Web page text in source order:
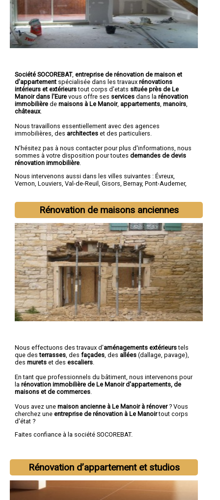
Société SOCOREBAT, entreprise de rénovation de maison et
d'appartement spécialisée dans les travaux rénovations
intérieurs et extérieurstout corps d'etats située près de Le
Manoir dans l'Eure vous offre ses services dans la rénovation
immobilière de maisons à Le Manoir, appartements manoirs
châteaux.
Nous travaillons essentiellement avec des agences
immobilières, des architectes et des particuliers.
N'hésitez pas à nous contacter pour plus d'informations, nous
sommes à votre disposition pour toutes demandes de devis
rénovation immobilière
Nous intervenons aussi dans les villes suivantes : Évreux,
Vernon, Louviers, Val-de-Reuil , Gisors, Bernay, Pont-Audemer,
Rénovation de maisons anciennes
Nous effectuons des travaux d'aménagements extérieurstels
que desterrasses , des façades , des allées (dallage, pavage),
des murets et des escaliers
En tant que professionnels du bâtiment, nous intervenons pour
la rénovation immobilière de Le Manoir d'appartements, de
maisons et de commerces
Vous avez une maison ancienne à Le Manoir à rénover? Vous
cherchez une entreprise de rénovation à Le Manoirtout corps
d'état ?
Faites confiance à la société SOCOREBAT.
Rénovation d’appartement et studios